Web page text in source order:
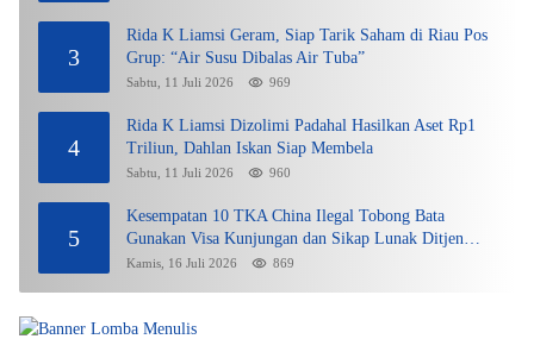
3
Rida K Liamsi Geram, Siap Tarik Saham di Riau Pos
Grup: “Air Susu Dibalas Air Tuba”
Sabtu, 11 Juli 2026 969
4
Rida K Liamsi Dizolimi Padahal Hasilkan Aset Rp1
Triliun, Dahlan Iskan Siap Membela
Sabtu, 11 Juli 2026 960
5
Kesempatan 10 TKA China Ilegal Tobong Bata
Gunakan Visa Kunjungan dan Sikap Lunak Ditjen
Imigrasi Kepri?
Kamis, 16 Juli 2026 869